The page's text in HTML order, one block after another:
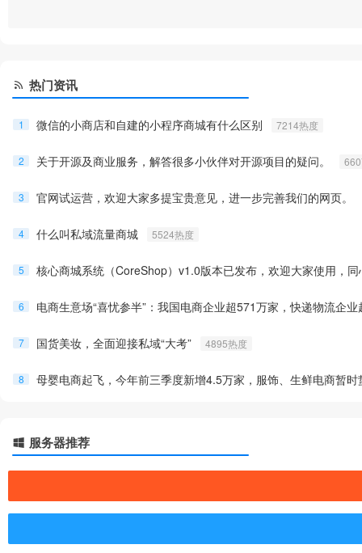
热门资讯
1 微信的小商店和自建的小程序商城有什么区别 7214热度
2 关于开源及商业服务，解答很多小伙伴对开源项目的疑问。
3 官网试运营，欢迎大家多提宝贵意见，进一步完善我们的网页。
4 什么叫私域流量商城 5524热度
5 核心商城系统（CoreShop）v1.0版本已发布，欢迎大家使用，
6 电商生意场“喜忧参半”：我国电商企业超571万家，快递物流企
7 国货美妆，全面迎接私域“大考” 4895热度
8 母婴电商起飞，今年前三季度新增4.5万家，服饰、生鲜电商暂
服务器推荐